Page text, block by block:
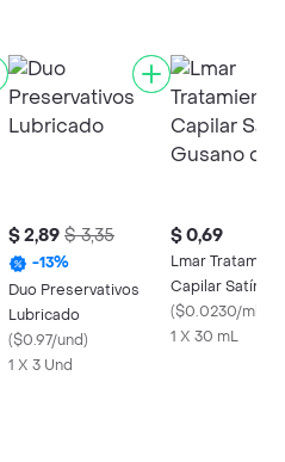
$ 2,89 $ 3,35
-13%
Duo Preservativos
Lubricado
($0.97/und)
1 X 3 Und
$ 0,69
Lmar
Capilar Satín
de Seda
($0.0230/ml
1 X 30 mL